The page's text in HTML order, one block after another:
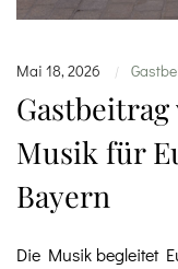
Mai 18, 2026 |
Musik für
Bayern
Die Musik begleitet